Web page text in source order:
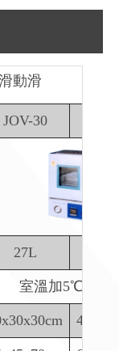
動滑
JOV-30
27L
室溫加